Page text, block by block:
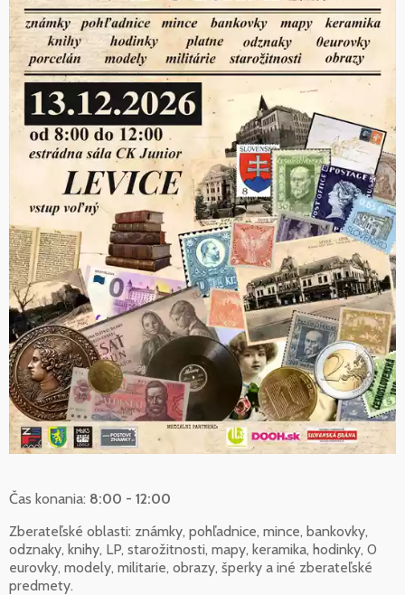
Čas konania: 8:00 - 12:00
Zberateľské oblasti: známky, pohľadnice, mince, bankovky,
odznaky, knihy, LP, starožitnosti, mapy, keramika, hodinky, 0
eurovky, modely, militarie, obrazy, šperky a iné zberateľské
predmety.